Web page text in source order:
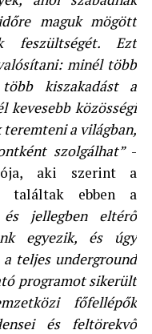
maguk mögött
feszültségét. Ezt
minél több
kiszakadást a
kevesebb közösségi
a világban,
szolgálhat”-
aki szerint a
találtak ebben a
jellegben eltérő
egyezik, és úgy
teljes underground
programot sikerült
főfellépők
és feltörekvő